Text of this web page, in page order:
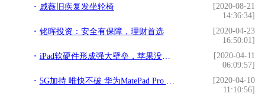
戚薇旧疾复发坐轮椅
[2020-08-21
14:36:34]
铭晖投资：安全有保障，理财首选
[2020-04-23
16:50:01]
iPad软硬件形成强大壁垒，苹果没有给平板市场后来者机会
[2020-04-11
06:09:57]
5G加持 唯快不破 华为MatePad Pro 5G平板正式发布
[2020-04-10
11:10:56]